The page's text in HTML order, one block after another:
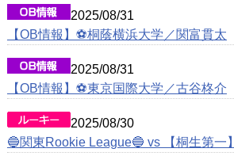
ニュース
練習会/セレクション
ESAリーグ
OB会
2025/08/31
【OB情報】⚽️桐蔭横浜大学／関富貫太
2025/08/31
【OB情報】⚽️東京国際大学／古谷柊介
2025/08/30
🔵関東Rookie League🔵 vs 【桐生第一】